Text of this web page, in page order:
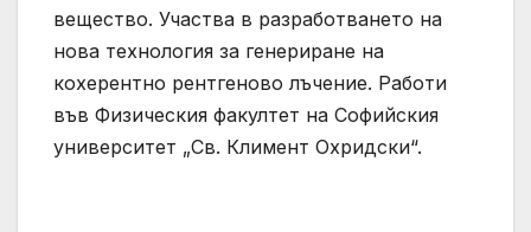
вещество. Участва в разработването на
нова технология за генериране на
кохерентно рентгеново лъчение. Работи
във Физическия факултет на Софийския
университет „Св. Климент Охридски“.